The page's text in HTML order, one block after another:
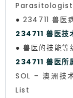
Parasitologist
● 234711 兽
234711 兽医
● 兽医的技能
234711 兽医所
SOL – 澳洲技
List